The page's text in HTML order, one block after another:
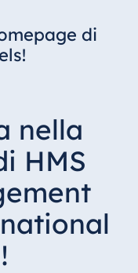
di
nella
HMS